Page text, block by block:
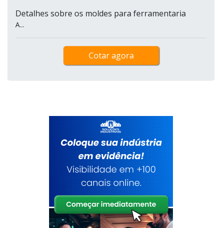
Detalhes sobre os moldes para ferramentaria
A...
Cotar agora